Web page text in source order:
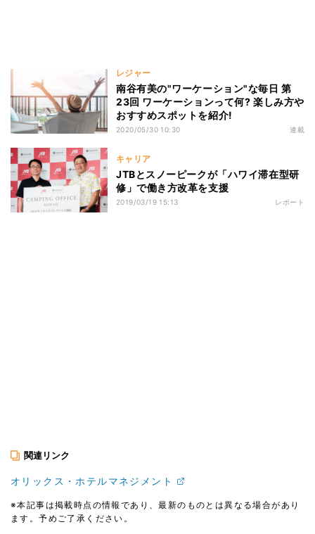
レジャー
南谷有美の"ワーケーション"な毎日 第
23回 ワーケーションって何? 楽しみ方や
おすすめスポットを紹介!
2020/05/30 10:30 連載
キャリア
JTBとスノーピークが「ハワイ滞在型研
修」で働き方改革を支援
2019/03/19 15:13 レポート
関連リンク
オリックス・ホテルマネジメント
※本記事は掲載時点の情報であり、最新のものとは異なる場合があり
ます。予めご了承ください。